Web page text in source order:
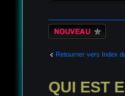
Écrire un nouveau
sujet
Retourner vers Index
QUI EST